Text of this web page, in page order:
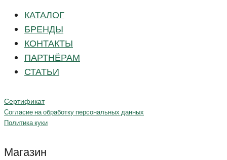
КАТАЛОГ
БРЕНДЫ
КОНТАКТЫ
ПАРТНЁРАМ
СТАТЬИ
Сертификат
Согласие на обработку персональных данных
Политика куки
Магазин